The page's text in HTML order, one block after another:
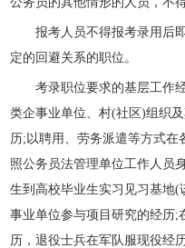
报考人员不得报考录用后即
定的回避关系的职位。
考录职位要求的基层工作经
类企事业单位、村(社区)组织
历;以聘用、劳务派遣等方式在
照公务员法管理单位工作人员
生到高校毕业生实习见习基地
事业单位参与项目研究的经历;
历，退役士兵在军队服现役经